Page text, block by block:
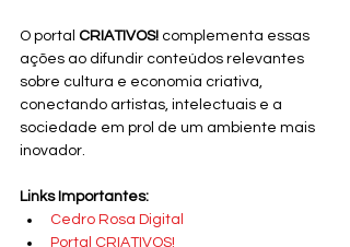
O portal CRIATIVOS! complementa essas
ações ao difundir conteúdos relevantes
sobre cultura e economia criativa,
conectando artistas, intelectuais e a
sociedade em prol de um ambiente mais
inovador.
Links Importantes:
Cedro Rosa Digital
Portal CRIATIVOS!